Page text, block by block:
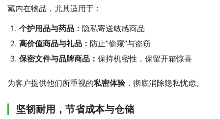
藏内在物品，尤其适用于：
个护用品与药品： 隐私寄送敏感商品
高价值商品与礼品： 防止“偷窥”与盗窃
保密文件与品牌商品： 保持机密性，保留开箱惊喜
为客户提供他们所重视的私密体验 ，彻底消除隐私忧虑。
坚韧耐用，节省成本与仓储